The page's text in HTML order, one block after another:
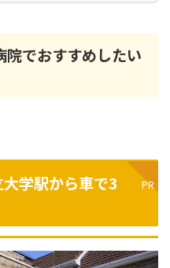
でおすすめしたい
大学駅から車で3